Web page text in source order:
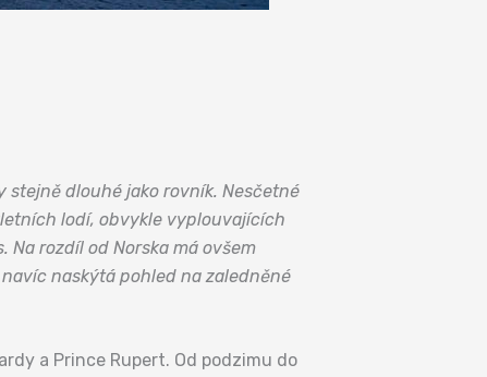
dlouhé jako rovník. Nesčetné
lodí, obvykle vyplouvajících
rozdíl od Norska má ovšem
naskýtá pohled na zaledněné
a Prince Rupert. Od podzimu do